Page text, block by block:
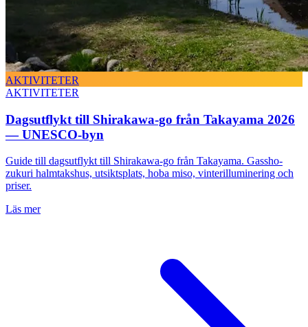
AKTIVITETER
AKTIVITETER
Dagsutflykt till Shirakawa-go från Takayama 2026
— UNESCO-byn
Guide till dagsutflykt till Shirakawa-go från Takayama. Gassho-
zukuri halmtakshus, utsiktsplats, hoba miso, vinterilluminering och
priser.
Läs mer